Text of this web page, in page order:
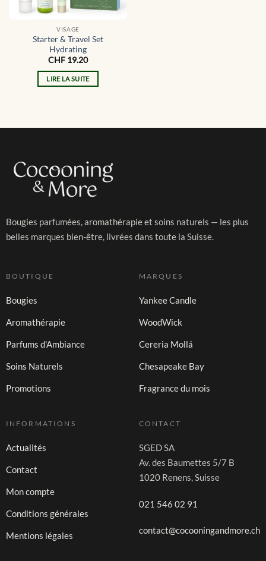
VISAGE
Starter & Travel Set
Hydrating
CHF 19.20
LIRE LA SUITE
Bougies parfumées, aromathérapie et soins naturels — les plus
belles marques bien-être, livrées dans toute la Suisse.
BOUTIQUE
Bougies
Aromathérapie
Parfums d'Ambiance
Soins Naturels
Promotions
MARQUES
Yankee Candle
WoodWick
Cereria Mollá
Chesapeake Bay
Fragrance du mois
INFORMATIONS
Actualités
Contact
Mon compte
Conditions générales
Mentions légales
CONTACT
SGED SA
Av. des Baumettes 5/7 B
1020 Renens, Suisse
021 546 02 91
contact@cocooningandmore.ch